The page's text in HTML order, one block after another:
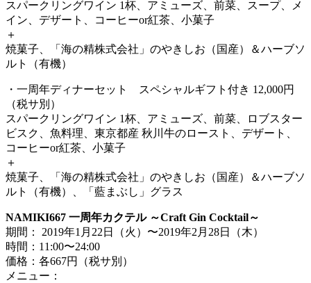
スパークリングワイン 1杯、アミューズ、前菜、スープ、メ
イン、デザート、コーヒーor紅茶、小菓子
＋
焼菓子、「海の精株式会社」のやきしお（国産）＆ハーブソ
ルト（有機）
・一周年ディナーセット スペシャルギフト付き 12,000円
（税サ別）
スパークリングワイン 1杯、アミューズ、前菜、ロブスター
ビスク、魚料理、東京都産 秋川牛のロースト、デザート、
コーヒーor紅茶、小菓子
＋
焼菓子、「海の精株式会社」のやきしお（国産）＆ハーブソ
ルト（有機）、「藍まぶし」グラス
NAMIKI667 一周年カクテル ～Craft Gin Cocktail～
期間： 2019年1月22日（火）〜2019年2月28日（木）
時間：11:00〜24:00
価格：各667円（税サ別）
メニュー：